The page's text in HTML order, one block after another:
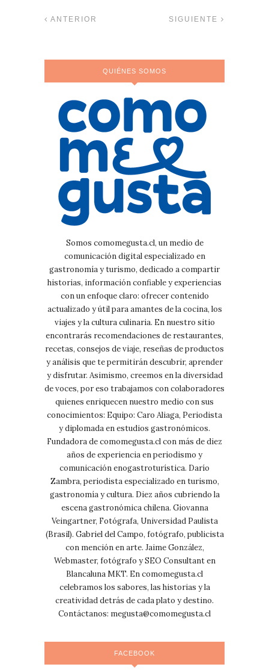
ANTERIOR SIGUIENTE
QUIÉNES SOMOS
Somos comomegusta.cl, un medio de
comunicación digital especializado en
gastronomía y turismo, dedicado a compartir
historias, información confiable y experiencias
con un enfoque claro: ofrecer contenido
actualizado y útil para amantes de la cocina, los
viajes y la cultura culinaria. En nuestro sitio
encontrarás recomendaciones de restaurantes,
recetas, consejos de viaje, reseñas de productos
y análisis que te permitirán descubrir, aprender
y disfrutar. Asimismo, creemos en la diversidad
de voces, por eso trabajamos con colaboradores
quienes enriquecen nuestro medio con sus
conocimientos: Equipo: Caro Aliaga, Periodista
y diplomada en estudios gastronómicos.
Fundadora de comomegusta.cl con más de diez
años de experiencia en periodismo y
comunicación enogastroturística. Darío
Zambra, periodista especializado en turismo,
gastronomía y cultura. Diez años cubriendo la
escena gastronómica chilena. Giovanna
Veingartner, Fotógrafa, Universidad Paulista
(Brasil). Gabriel del Campo, fotógrafo, publicista
con mención en arte. Jaime González,
Webmaster, fotógrafo y SEO Consultant en
Blancaluna MKT. En comomegusta.cl
celebramos los sabores, las historias y la
creatividad detrás de cada plato y destino.
Contáctanos: megusta@comomegusta.cl
FACEBOOK